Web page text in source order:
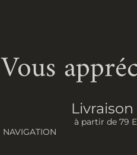
Vous
à partir de 79
NAVIGATION